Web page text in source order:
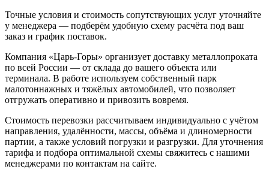
Точные условия и стоимость сопутствующих услуг уточняйте
у менеджера — подберём удобную схему расчёта под ваш
заказ и график поставок.
Компания «Царь-Горы» организует доставку металлопроката
по всей России — от склада до вашего объекта или
терминала. В работе используем собственный парк
малотоннажных и тяжёлых автомобилей, что позволяет
отгружать оперативно и привозить вовремя.
Стоимость перевозки рассчитываем индивидуально с учётом
направления, удалённости, массы, объёма и длиномерности
партии, а также условий погрузки и разгрузки. Для уточнения
тарифа и подбора оптимальной схемы свяжитесь с нашими
менеджерами по контактам на сайте.